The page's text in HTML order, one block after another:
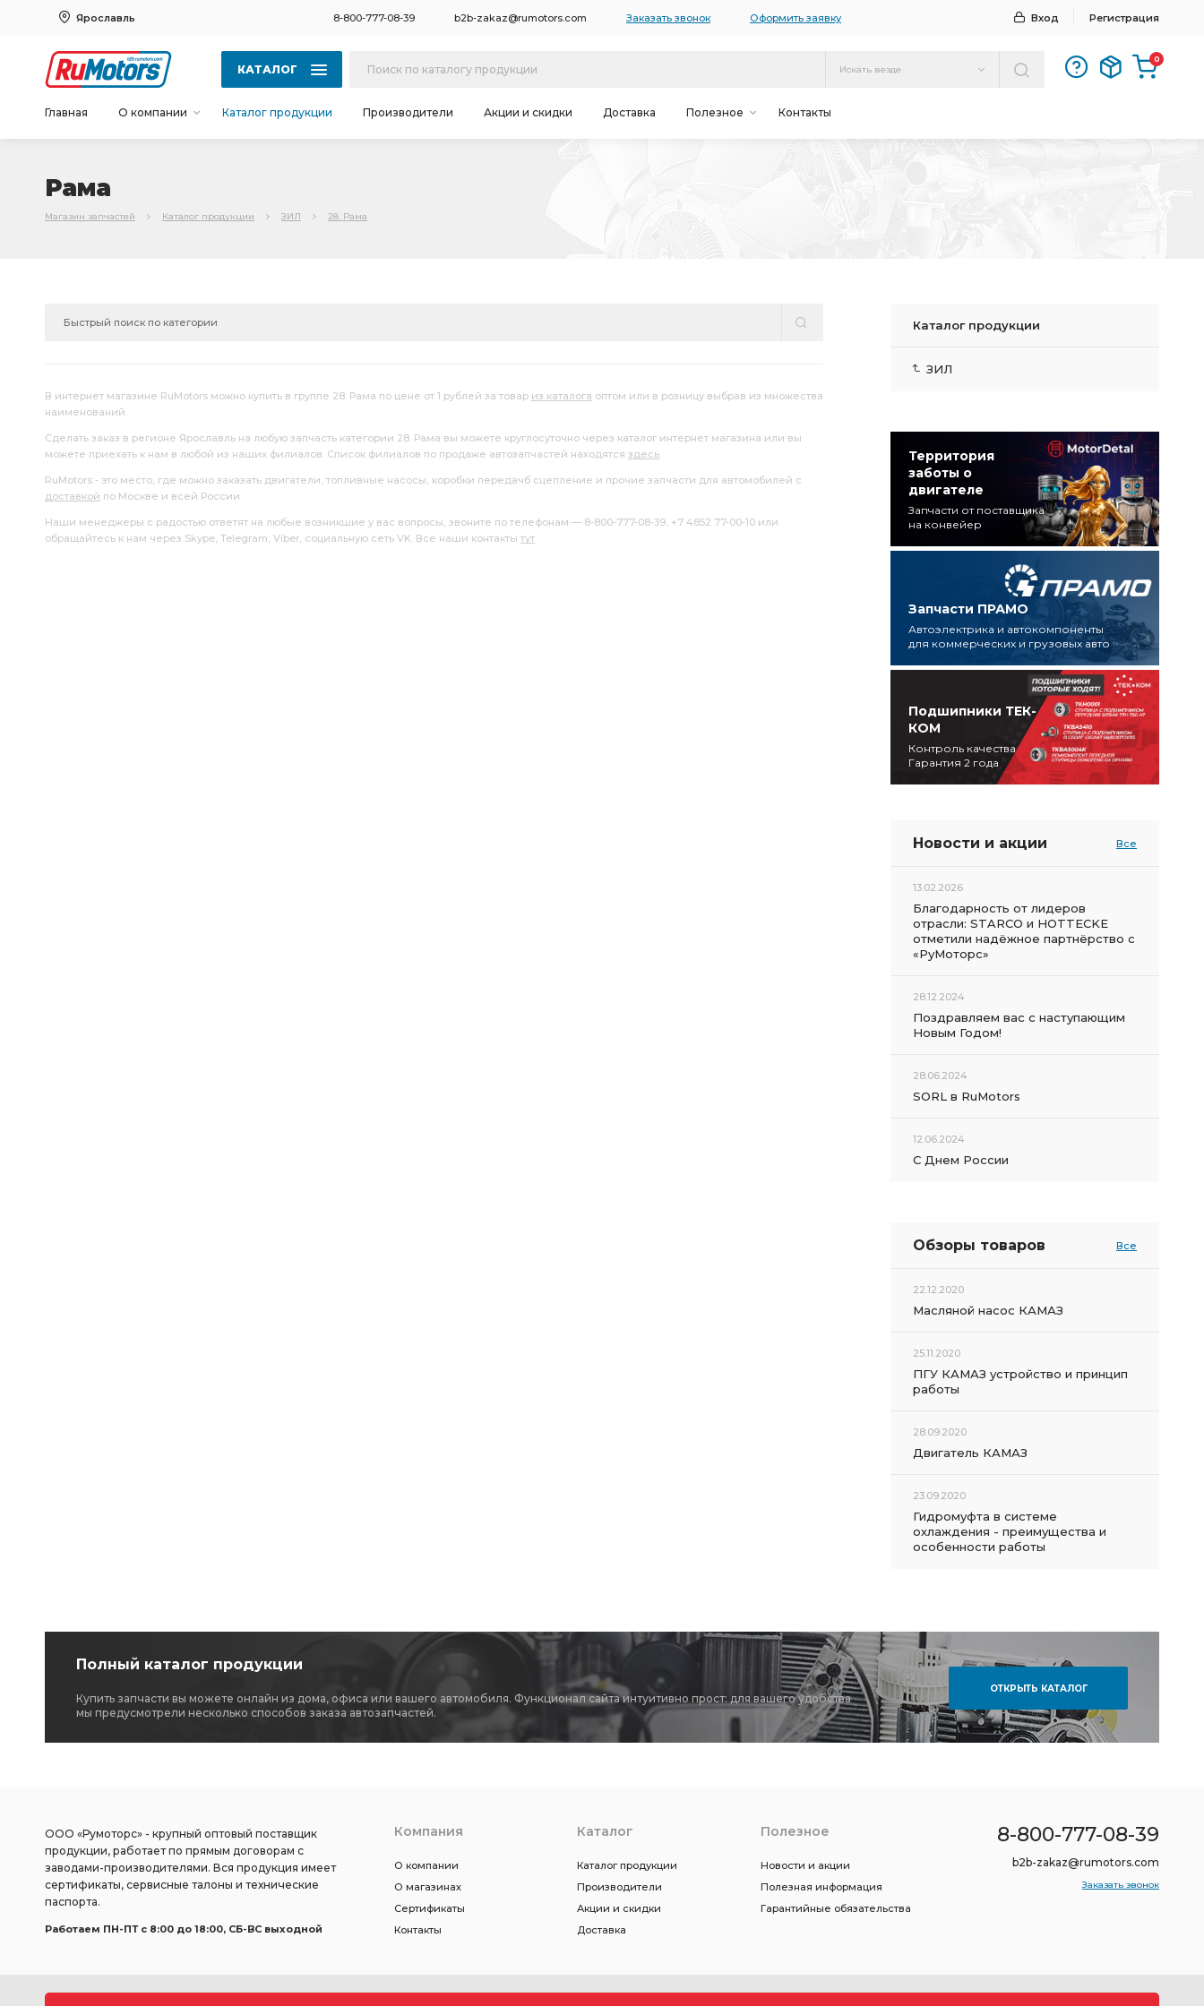
Ярославль 8-800-777-08-39 b2b-zakaz@rumotors.com Заказать звонок Оформить заявку Вход Регистрация
КАТАЛОГ Искать везде
0
Главная О компании Каталог продукции Производители Акции и скидки Доставка Полезное Контакты
Рама
Магазин запчастей Каталог продукции ЗИЛ 28. Рама
В интернет магазине RuMotors можно купить в группе 28. Рама по цене от 1 рублей за товар из каталога оптом или в розницу выбрав из множества
наименований.
Сделать заказ в регионе Ярославль на любую запчасть категории 28. Рама вы можете круглосуточно через каталог интернет магазина или вы
можете приехать к нам в любой из наших филиалов. Список филиалов по продаже автозапчастей находятся здесь.
RuMotors - это место, где можно заказать двигатели, топливные насосы, коробки передачб сцепление и прочие запчасти для автомобилей с
доставкой по Москве и всей России.
Наши менеджеры с радостью ответят на любые возникшие у вас вопросы, звоните по телефонам — 8-800-777-08-39, +7 4852 77-00-10 или
обращайтесь к нам через Skype, Telegram, Viber, социальную сеть VK. Все наши контакты тут.
Каталог продукции
ЗИЛ
Территория
заботы о
двигателе
Запчасти от поставщика
на конвейер
Запчасти ПРАМО
Автоэлектрика и автокомпоненты
для коммерческих и грузовых авто
Подшипники ТЕК-
КОМ
Контроль качества
Гарантия 2 года
Новости и акции Все
13.02.2026
Благодарность от лидеров
отрасли: STARCO и HOTTECKE
отметили надёжное партнёрство с
«РуМоторс»
28.12.2024
Поздравляем вас с наступающим
Новым Годом!
28.06.2024
SORL в RuMotors
12.06.2024
С Днем России
Обзоры товаров Все
22.12.2020
Масляной насос КАМАЗ
25.11.2020
ПГУ КАМАЗ устройство и принцип
работы
28.09.2020
Двигатель КАМАЗ
23.09.2020
Гидромуфта в системе
охлаждения - преимущества и
особенности работы
Полный каталог продукции
Купить запчасти вы можете онлайн из дома, офиса или вашего автомобиля. Функционал сайта интуитивно прост: для вашего удобства
мы предусмотрели несколько способов заказа автозапчастей.
ОТКРЫТЬ КАТАЛОГ
ООО «Румоторс» - крупный оптовый поставщик
продукции, работает по прямым договорам с
заводами-производителями. Вся продукция имеет
сертификаты, сервисные талоны и технические
паспорта.
Работаем ПН-ПТ c 8:00 до 18:00, СБ-ВС выходной
Компания
О компании
О магазинах
Сертификаты
Контакты
Каталог
Каталог продукции
Производители
Акции и скидки
Доставка
Полезное
Новости и акции
Полезная информация
Гарантийные обязательства
8-800-777-08-39
b2b-zakaz@rumotors.com
Заказать звонок